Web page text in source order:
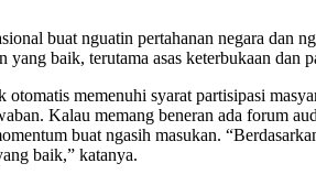
buat nguatin pertahanan negara
baik, terutama asas keterbukaan dan
memenuhi syarat partisipasi
Kalau memang beneran ada forum
buat ngasih masukan.
baik,” katanya.